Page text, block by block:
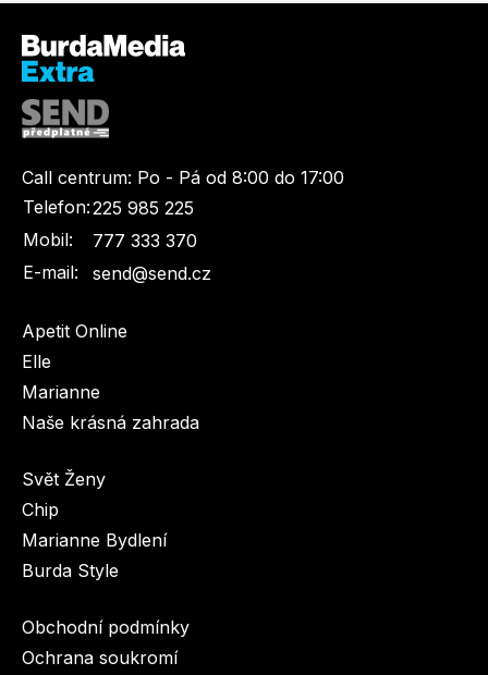
Call centrum: Po - Pá od 8:00 do 17:00
Telefon:225 985 225
Mobil:
777 333 370
E-mail:
send@send.cz
Apetit Online
Elle
Marianne
Naše krásná zahrada
Svět Ženy
Chip
Marianne Bydlení
Burda Style
Obchodní podmínky
Ochrana soukromí